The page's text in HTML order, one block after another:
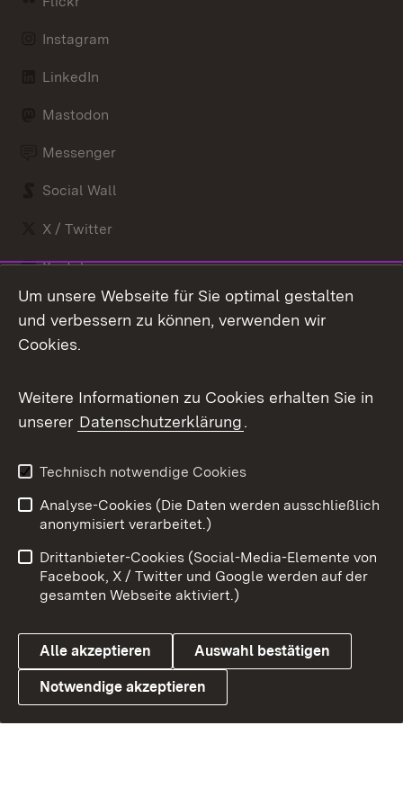
Instagram
LinkedIn
Mastodon
Messenger
Social Wall
X / Twitter
Youtube
Link zum Landesportal
Impressum
Datenschutz
Cookies
Um unsere Webseite für Sie optimal gestalten
und verbessern zu können, verwenden wir
Cookies.
Weitere Informationen zu Cookies erhalten Sie in
unserer Datenschutzerklärung.
Technisch notwendige Cookies
Analyse-Cookies (Die Daten werden ausschließlich
anonymisiert verarbeitet.)
Drittanbieter-Cookies (Social-Media-Elemente von
Facebook, X / Twitter und Google werden auf der
gesamten Webseite aktiviert.)
Alle akzeptieren Auswahl bestätigen
Notwendige akzeptieren